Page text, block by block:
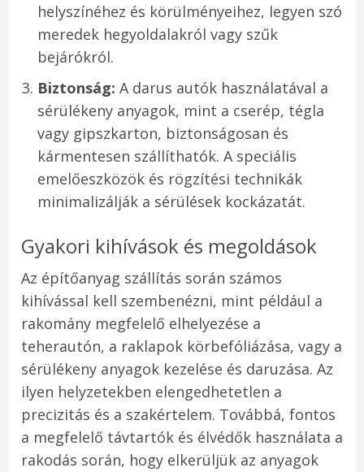
helyszínéhez és körülményeihez, legyen szó
meredek hegyoldalakról vagy szűk
bejárókról.
Biztonság: A darus autók használatával a
sérülékeny anyagok, mint a cserép, tégla
vagy gipszkarton, biztonságosan és
kármentesen szállíthatók. A speciális
emelőeszközök és rögzítési technikák
minimalizálják a sérülések kockázatát.
Gyakori kihívások és megoldások
Az építőanyag szállítás során számos
kihívással kell szembenézni, mint például a
rakomány megfelelő elhelyezése a
teherautón, a raklapok körbefóliázása, vagy a
sérülékeny anyagok kezelése és daruzása. Az
ilyen helyzetekben elengedhetetlen a
precizitás és a szakértelem. Továbbá, fontos
a megfelelő távtartók és élvédők használata a
rakodás során, hogy elkerüljük az anyagok